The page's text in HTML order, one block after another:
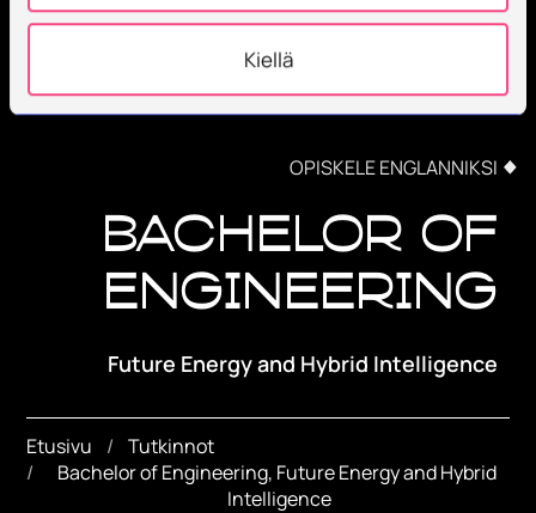
Kiellä
OPISKELE ENGLANNIKSI
Bachelor of
Engineering
Future Energy and Hybrid Intelligence
Etusivu
Tutkinnot
Bachelor of Engineering, Future Energy and Hybrid
Intelligence